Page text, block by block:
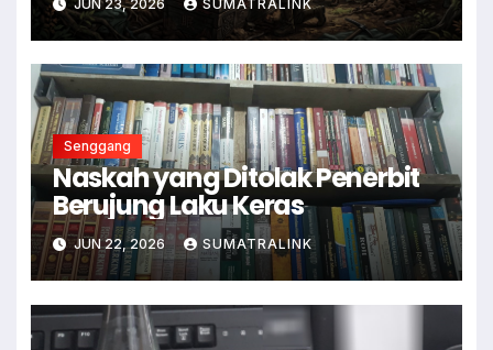
JUN 23, 2026 SUMATRALINK
Senggang
Naskah yang Ditolak Penerbit
Berujung Laku Keras
JUN 22, 2026 SUMATRALINK